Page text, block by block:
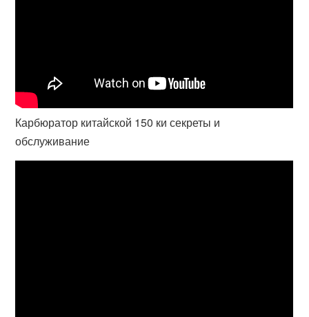
Карбюратор китайской 150 ки секреты и
обслуживание